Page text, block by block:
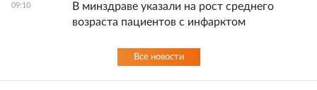
09:10
В минздраве указали на рост среднего
возраста пациентов с инфарктом
Все новости